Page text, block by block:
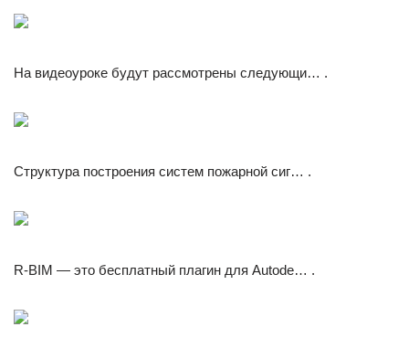
На видеоуроке будут рассмотрены следующи… .
Структура построения систем пожарной сиг… .
R-BIM — это бесплатный плагин для Autode… .